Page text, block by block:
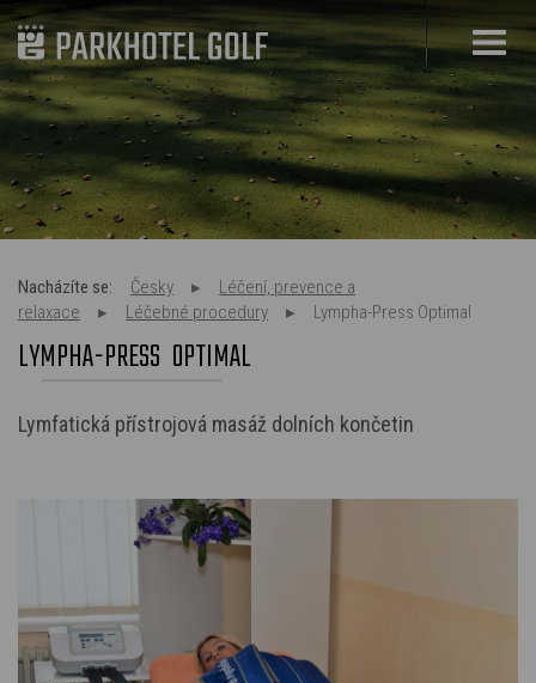
Nacházíte se: Česky
Léčení, prevence a
relaxace
Léčebné procedury Lympha-Press Optimal
LYMPHA-PRESS OPTIMAL
Lymfatická přístrojová masáž dolních končetin